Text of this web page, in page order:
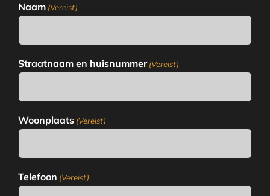
Naam (Vereist)
Straatnaam en huisnummer (Vereist)
Woonplaats (Vereist)
Telefoon (Vereist)